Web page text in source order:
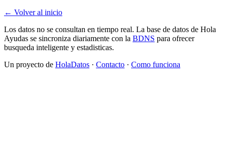
← Volver al inicio
Los datos no se consultan en tiempo real. La base de datos de Hola
Ayudas se sincroniza diariamente con la BDNS para ofrecer
busqueda inteligente y estadisticas.
Un proyecto de HolaDatos · Contacto · Como funciona